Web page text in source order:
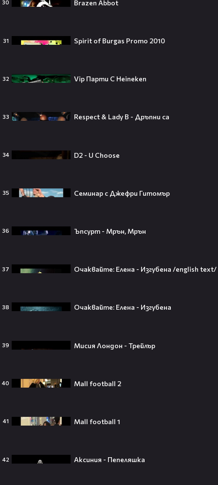
30 Brazen Abbot
31 Spirit of Burgas Promo 2010
32 Vip Парти С Heineken
33 Respect & Lady B - Дръпни са
34 D2 - U Choose
35 Семинар с Джефри Гитомър
36 Ъпсурт - Мрън, Мрън
37 Очаквайте: Елена - Изгубена /english text/
38 Очаквайте: Елена - Изгубена
39 Мисия Лондон - Трейлър
40 Mall football 2
41 Mall football 1
42 Аксиния - Пепеляшка
отвърна само с три думи😅
🎬👀💥
Селена Гомес празнува рождения
Джон Сина сподели 4 неща, които
могат да съсипят всяко GenZ:
притежават технология за
Младата звезда от „Годзила